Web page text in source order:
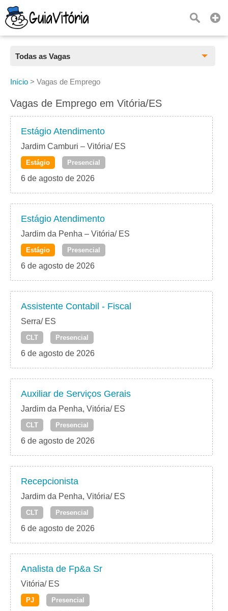
Todas as Vagas
Todas as Vagas
CLT
Freelancer
PJ
Início > Vagas de Emprego
Vagas de Emprego em Vitória/ES
Estágio Atendimento
Jardim Camburi – Vitória/ ES
Estágio Presencial
6 de agosto de 2026
Estágio Atendimento
Jardim da Penha – Vitória/ ES
Estágio Presencial
6 de agosto de 2026
Assistente Contabil - Fiscal
Serra/ ES
CLT Presencial
6 de agosto de 2026
Auxiliar de Serviços Gerais
Jardim da Penha, Vitória/ ES
CLT Presencial
6 de agosto de 2026
Recepcionista
Jardim da Penha, Vitória/ ES
CLT Presencial
6 de agosto de 2026
Analista de Fp&a Sr
Vitória/ ES
PJ Presencial